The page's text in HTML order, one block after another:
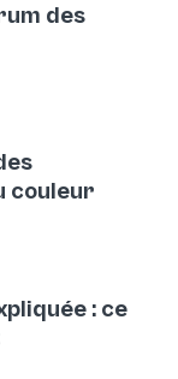
des
couleur
: ce